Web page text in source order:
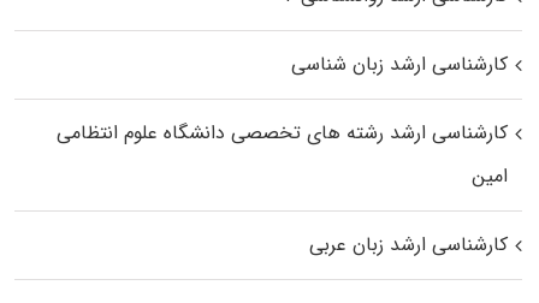
کارشناسی ارشد زبان شناسی
کارشناسی ارشد رﺷﺘﻪ ﻫﺎی تخصصی داﻧﺸﮕﺎه ﻋﻠﻮم انتظامی
اﻣﻴﻦ
کارشناسی ارشد زبان عربی